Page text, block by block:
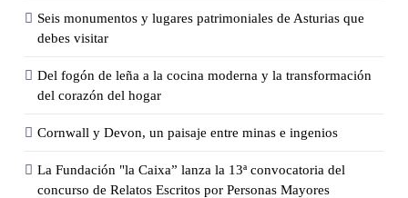
Seis monumentos y lugares patrimoniales de Asturias que
debes visitar
Del fogón de leña a la cocina moderna y la transformación
del corazón del hogar
Cornwall y Devon, un paisaje entre minas e ingenios
La Fundación "la Caixa” lanza la 13ª convocatoria del
concurso de Relatos Escritos por Personas Mayores